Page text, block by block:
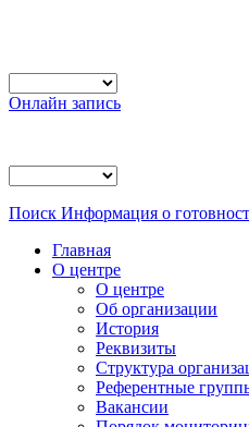
Онлайн запись
Поиск Информация о
Главная
О центре
О центре
Об организации
История
Реквизиты
Структура
Референтные
Вакансии